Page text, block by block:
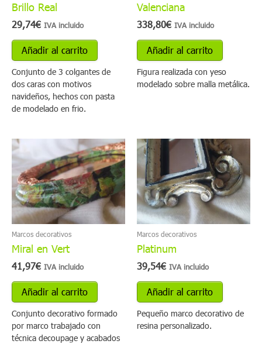
Brillo Real
29,74€ IVA incluido
Añadir al carrito
Conjunto de 3 colgantes de
dos caras con motivos
navideños, hechos con pasta
de modelado en frio.
Valenciana
338,80€ IVA incluido
Añadir al carrito
Figura realizada con yeso
modelado sobre malla metálica.
Marcos decorativos
Miral en Vert
41,97€ IVA incluido
Añadir al carrito
Conjunto decorativo formado
por marco trabajado con
técnica decoupage y acabados
Marcos decorativos
Platinum
39,54€ IVA incluido
Añadir al carrito
Pequeño marco decorativo de
resina personalizado.